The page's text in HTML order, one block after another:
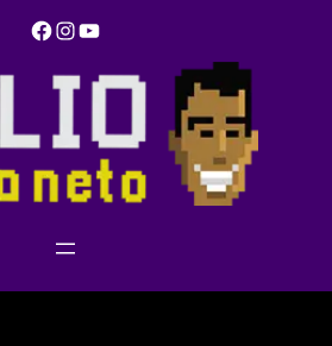
Facebook Instagram YouTube